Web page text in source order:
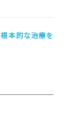
本的な治療を